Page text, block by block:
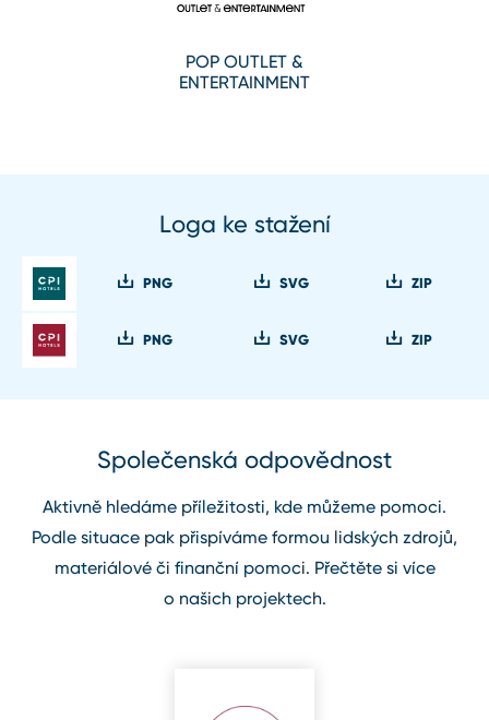
POP OUTLET &
ENTERTAINMENT
Loga ke stažení
PNG SVG ZIP
PNG SVG ZIP
Společenská odpovědnost
Aktivně hledáme příležitosti, kde můžeme pomoci.
Podle situace pak přispíváme formou lidských zdrojů,
materiálové či finanční pomoci. Přečtěte si více
o našich projektech.